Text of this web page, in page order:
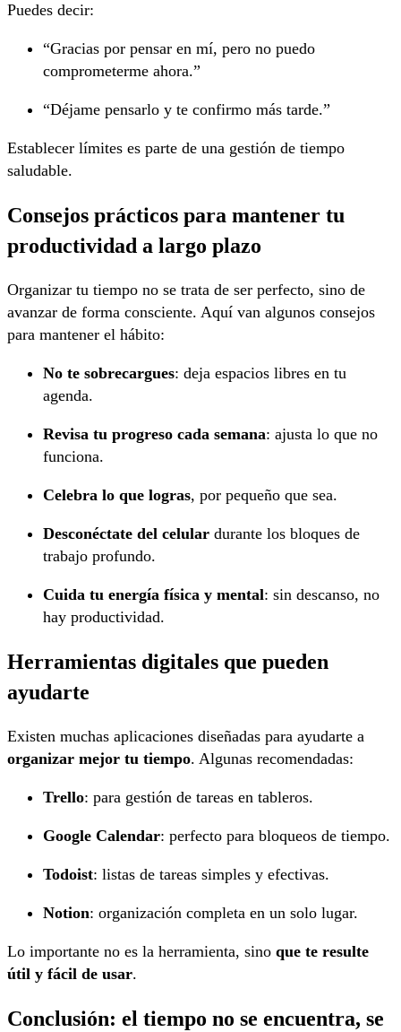
Puedes decir:
“Gracias por pensar en mí, pero no puedo
comprometerme ahora.”
“Déjame pensarlo y te confirmo más tarde.”
Establecer límites es parte de una gestión de tiempo
saludable.
Consejos prácticos para mantener tu
productividad a largo plazo
Organizar tu tiempo no se trata de ser perfecto, sino de
avanzar de forma consciente. Aquí van algunos consejos
para mantener el hábito:
No te sobrecargues: deja espacios libres en tu
agenda.
Revisa tu progreso cada semana: ajusta lo que no
funciona.
Celebra lo que logras, por pequeño que sea.
Desconéctate del celular durante los bloques de
trabajo profundo.
Cuida tu energía física y mental: sin descanso, no
hay productividad.
Herramientas digitales que pueden
ayudarte
Existen muchas aplicaciones diseñadas para ayudarte a
organizar mejor tu tiempo. Algunas recomendadas:
Trello: para gestión de tareas en tableros.
Google Calendar: perfecto para bloqueos de tiempo.
Todoist: listas de tareas simples y efectivas.
Notion: organización completa en un solo lugar.
Lo importante no es la herramienta, sino que te resulte
útil y fácil de usar.
Conclusión: el tiempo no se encuentra, se